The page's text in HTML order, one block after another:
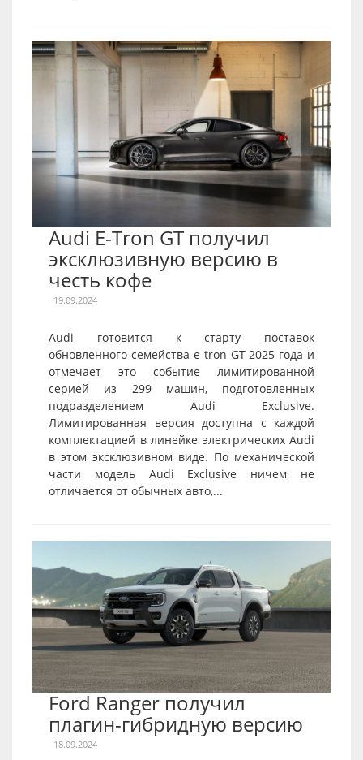
Audi E-Tron GT получил
эксклюзивную версию в
честь кофе
19.09.2024
Audi готовится к старту поставок
обновленного семейства e-tron GT 2025 года и
отмечает это событие лимитированной
серией из 299 машин, подготовленных
подразделением Audi Exclusive.
Лимитированная версия доступна с каждой
комплектацией в линейке электрических Audi
в этом эксклюзивном виде. По механической
части модель Audi Exclusive ничем не
отличается от обычных авто,...
Ford Ranger получил
плагин-гибридную версию
18.09.2024